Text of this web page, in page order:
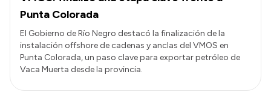
Punta Colorada
El Gobierno de Río Negro destacó la finalización de la
instalación offshore de cadenas y anclas del VMOS en
Punta Colorada, un paso clave para exportar petróleo de
Vaca Muerta desde la provincia.